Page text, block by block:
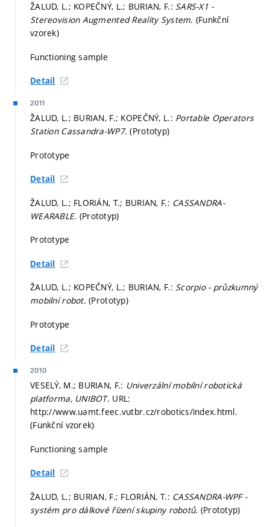
ŽALUD, L.; KOPEČNÝ, L.; BURIAN, F.: SARS-X1 -
Stereovision Augmented Reality System. (Funkční
vzorek)
Functioning sample
Detail
2011
ŽALUD, L.; BURIAN, F.; KOPEČNÝ, L.: Portable Operators
Station Cassandra-WP7. (Prototyp)
Prototype
Detail
ŽALUD, L.; FLORIÁN, T.; BURIAN, F.: CASSANDRA-
WEARABLE. (Prototyp)
Prototype
Detail
ŽALUD, L.; KOPEČNÝ, L.; BURIAN, F.: Scorpio - průzkumný
mobilní robot. (Prototyp)
Prototype
Detail
2010
VESELÝ, M.; BURIAN, F.: Univerzální mobilní robotická
platforma, UNIBOT. URL:
http://www.uamt.feec.vutbr.cz/robotics/index.html.
(Funkční vzorek)
Functioning sample
Detail
ŽALUD, L.; BURIAN, F.; FLORIÁN, T.: CASSANDRA-WPF -
systém pro dálkové řízení skupiny robotů. (Prototyp)